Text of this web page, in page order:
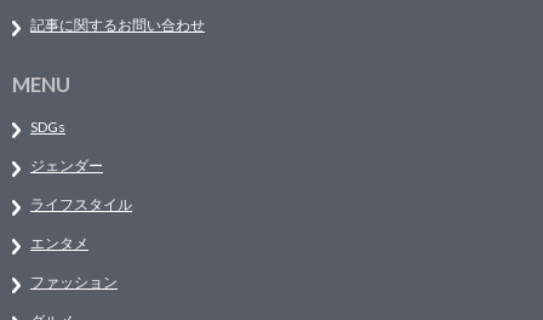
記事に関するお問い合わせ
MENU
SDGs
ジェンダー
ライフスタイル
エンタメ
ファッション